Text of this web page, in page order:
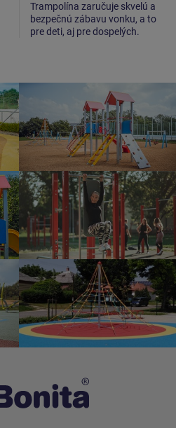
Trampolína zaručuje skvelú a
bezpečnú zábavu vonku, a to
pre deti, aj pre dospelých.